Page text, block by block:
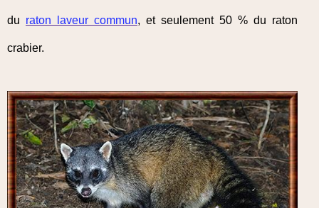
du raton laveur commun, et seulement 50 % du raton
crabier.